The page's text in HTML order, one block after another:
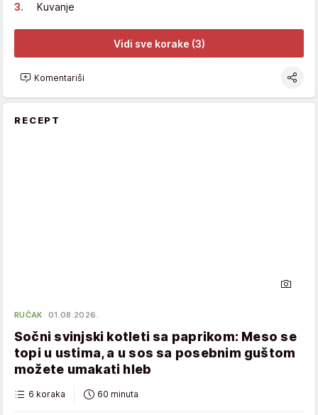
Kuvanje
Vidi sve korake (3)
Komentariši
RECEPT
RUČAK 01.08.2026.
Sočni svinjski kotleti sa paprikom: Meso se
topi u ustima, a u sos sa posebnim guštom
možete umakati hleb
6 koraka 60 minuta